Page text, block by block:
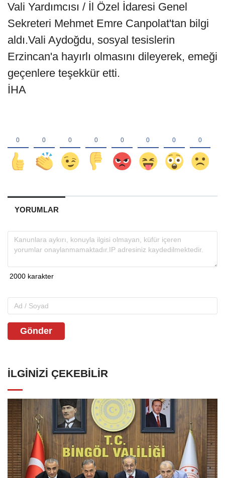
Vali Yardımcısı / İl Özel İdaresi Genel
Sekreteri Mehmet Emre Canpolat'tan bilgi
aldı.Vali Aydoğdu, sosyal tesislerin
Erzincan'a hayırlı olmasını dileyerek, emeği
geçenlere teşekkür etti.
İHA
YORUMLAR
Gönder
İLGINIZI ÇEKEBILIR